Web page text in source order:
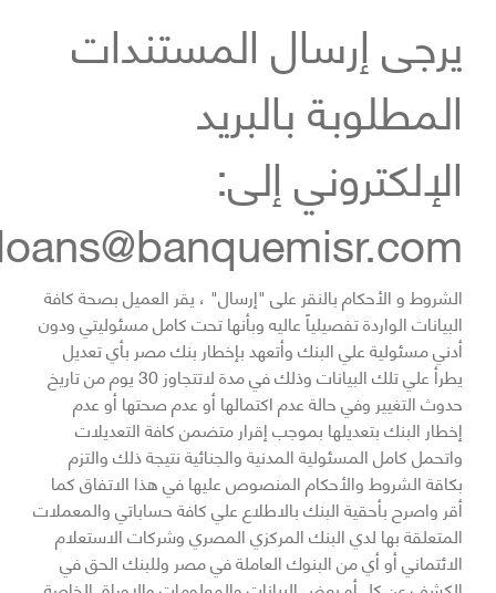
يرجى إرسال المستندات
المطلوبة بالبريد
الإلكتروني إلى:
الشروط و الأحكام بالنقر على "إرسال" ، يقر العميل بصحة كافة
البيانات الواردة تفصيلياً عاليه وبأنها تحت كامل مسئوليتي ودون
أدني مسئولية علي البنك وأتعهد بإخطار بنك مصر بأي تعديل
يطرأ علي تلك البيانات وذلك في مدة لاتتجاوز 30 يوم من تاريخ
حدوث التغيير وفي حالة عدم اكتمالها أو عدم صحتها أو عدم
إخطار البنك بتعديلها بموجب إقرار متضمن كافة التعديلات
واتحمل كامل المسئولية المدنية والجنائية نتيجة ذلك والتزم
بكاقة الشروط والأحكام المنصوص عليها في هذا الاتفاق كما
أقر واصرح بأحقية البنك بالاطلاع علي كافة حساباتي والمعملات
المتعلقة بها لدي البنك المركزي المصري وشركات الاستعلام
الائتماني أو أي من البنوك العاملة في مصر وللبنك الحق في